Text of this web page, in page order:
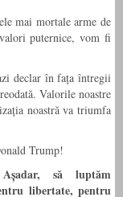
mai mortale arme de
puternice, vom fi
declar în fața întregii
Valorile noastre
noastră va triumfa
Trump!
să luptăm
libertate, pentru